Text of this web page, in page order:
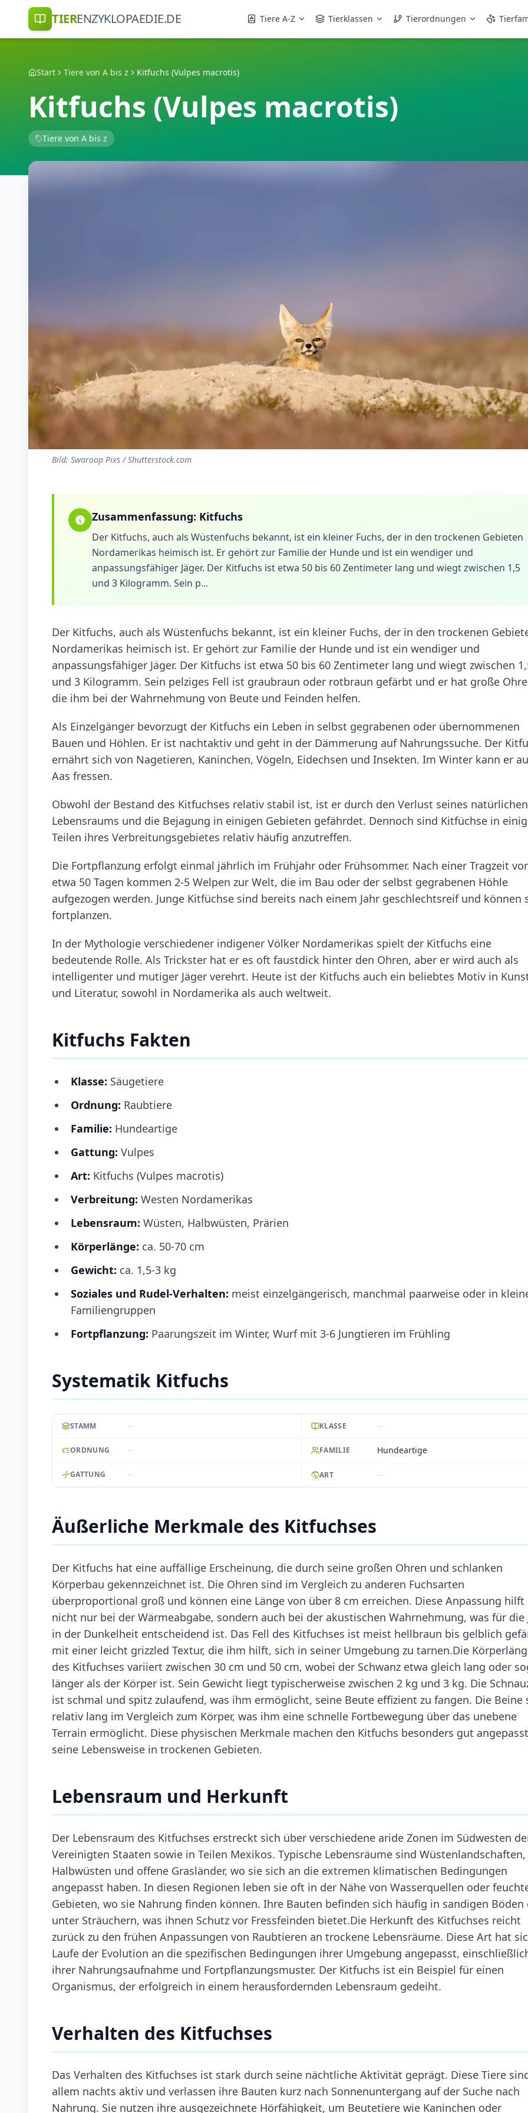
TIERENZYKLOPAEDIE.DE Tiere A-Z Tierklassen Tierordnungen
Start Tiere von A bis z Kitfuchs (Vulpes macrotis)
Kitfuchs (Vulpes macrotis)
Tiere von A bis z
Bild: Swaroop Pixs / Shutterstock.com
Zusammenfassung: Kitfuchs
Der Kitfuchs, auch als Wüstenfuchs bekannt, ist ein kleiner Fuchs, der in den trockenen Gebieten
Nordamerikas heimisch ist. Er gehört zur Familie der Hunde und ist ein wendiger und
anpassungsfähiger Jäger. Der Kitfuchs ist etwa 50 bis 60 Zentimeter lang und wiegt zwischen 1,5
und 3 Kilogramm. Sein p...
Der Kitfuchs, auch als Wüstenfuchs bekannt, ist ein kleiner Fuchs, der in den trockenen
Nordamerikas heimisch ist. Er gehört zur Familie der Hunde und ist ein wendiger und
anpassungsfähiger Jäger. Der Kitfuchs ist etwa 50 bis 60 Zentimeter lang und wiegt zwischen
und 3 Kilogramm. Sein pelziges Fell ist graubraun oder rotbraun gefärbt und er hat große
die ihm bei der Wahrnehmung von Beute und Feinden helfen.
Als Einzelgänger bevorzugt der Kitfuchs ein Leben in selbst gegrabenen oder übernommenen
Bauen und Höhlen. Er ist nachtaktiv und geht in der Dämmerung auf Nahrungssuche. Der
ernährt sich von Nagetieren, Kaninchen, Vögeln, Eidechsen und Insekten. Im Winter kann er
Aas fressen.
Obwohl der Bestand des Kitfuchses relativ stabil ist, ist er durch den Verlust seines natürlichen
Lebensraums und die Bejagung in einigen Gebieten gefährdet. Dennoch sind Kitfüchse in
Teilen ihres Verbreitungsgebietes relativ häufig anzutreffen.
Die Fortpflanzung erfolgt einmal jährlich im Frühjahr oder Frühsommer. Nach einer Tragzeit
etwa 50 Tagen kommen 2-5 Welpen zur Welt, die im Bau oder der selbst gegrabenen Höhle
aufgezogen werden. Junge Kitfüchse sind bereits nach einem Jahr geschlechtsreif und können
fortplanzen.
In der Mythologie verschiedener indigener Völker Nordamerikas spielt der Kitfuchs eine
bedeutende Rolle. Als Trickster hat er es oft faustdick hinter den Ohren, aber er wird auch als
intelligenter und mutiger Jäger verehrt. Heute ist der Kitfuchs auch ein beliebtes Motiv in
und Literatur, sowohl in Nordamerika als auch weltweit.
Kitfuchs Fakten
Klasse: Säugetiere
Ordnung: Raubtiere
Familie: Hundeartige
Gattung: Vulpes
Art: Kitfuchs (Vulpes macrotis)
Verbreitung: Westen Nordamerikas
Lebensraum: Wüsten, Halbwüsten, Prärien
Körperlänge: ca. 50-70 cm
Gewicht: ca. 1,5-3 kg
Soziales und Rudel-Verhalten: meist einzelgängerisch, manchmal paarweise oder in
Familiengruppen
Fortpflanzung: Paarungszeit im Winter, Wurf mit 3-6 Jungtieren im Frühling
Systematik Kitfuchs
STAMM -- KLASSE --
ORDNUNG -- FAMILIE Hundeartige
GATTUNG -- ART --
Äußerliche Merkmale des Kitfuchses
Der Kitfuchs hat eine auffällige Erscheinung, die durch seine großen Ohren und schlanken
Körperbau gekennzeichnet ist. Die Ohren sind im Vergleich zu anderen Fuchsarten
überproportional groß und können eine Länge von über 8 cm erreichen. Diese Anpassung hilft
nicht nur bei der Wärmeabgabe, sondern auch bei der akustischen Wahrnehmung, was für die
in der Dunkelheit entscheidend ist. Das Fell des Kitfuchses ist meist hellbraun bis gelblich
mit einer leicht grizzled Textur, die ihm hilft, sich in seiner Umgebung zu tarnen.Die
des Kitfuchses variiert zwischen 30 cm und 50 cm, wobei der Schwanz etwa gleich lang oder
länger als der Körper ist. Sein Gewicht liegt typischerweise zwischen 2 kg und 3 kg. Die
ist schmal und spitz zulaufend, was ihm ermöglicht, seine Beute effizient zu fangen. Die Beine
relativ lang im Vergleich zum Körper, was ihm eine schnelle Fortbewegung über das unebene
Terrain ermöglicht. Diese physischen Merkmale machen den Kitfuchs besonders gut
seine Lebensweise in trockenen Gebieten.
Lebensraum und Herkunft
Der Lebensraum des Kitfuchses erstreckt sich über verschiedene aride Zonen im Südwesten
Vereinigten Staaten sowie in Teilen Mexikos. Typische Lebensräume sind Wüstenlandschaften,
Halbwüsten und offene Grasländer, wo sie sich an die extremen klimatischen Bedingungen
angepasst haben. In diesen Regionen leben sie oft in der Nähe von Wasserquellen oder
Gebieten, wo sie Nahrung finden können. Ihre Bauten befinden sich häufig in sandigen Böden
unter Sträuchern, was ihnen Schutz vor Fressfeinden bietet.Die Herkunft des Kitfuchses reicht
zurück zu den frühen Anpassungen von Raubtieren an trockene Lebensräume. Diese Art hat
Laufe der Evolution an die spezifischen Bedingungen ihrer Umgebung angepasst,
ihrer Nahrungsaufnahme und Fortpflanzungsmuster. Der Kitfuchs ist ein Beispiel für einen
Organismus, der erfolgreich in einem herausfordernden Lebensraum gedeiht.
Verhalten des Kitfuchses
Das Verhalten des Kitfuchses ist stark durch seine nächtliche Aktivität geprägt. Diese Tiere
allem nachts aktiv und verlassen ihre Bauten kurz nach Sonnenuntergang auf der Suche nach
Nahrung. Sie nutzen ihre ausgezeichnete Hörfähigkeit, um Beutetiere wie Kaninchen oder